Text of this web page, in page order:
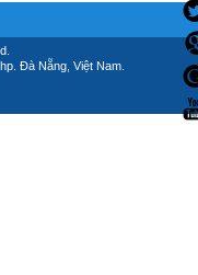
Đà Nẵng, Việt Nam.